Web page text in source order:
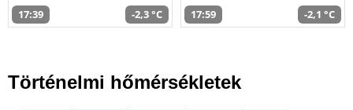
17:39 -2,3 °C 17:59 -2,1 °C
Történelmi hőmérsékletek